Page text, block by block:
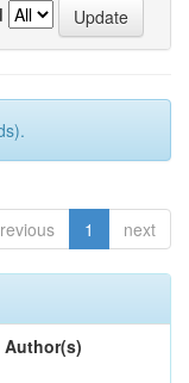
1 next
Author(s)